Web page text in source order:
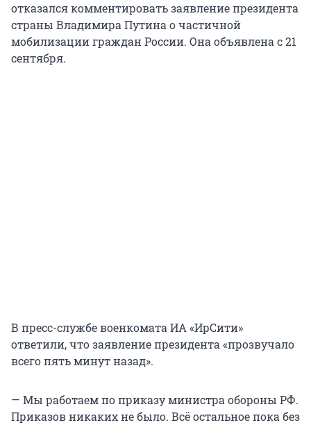
отказался комментировать заявление президента
страны Владимира Путина о частичной
мобилизации граждан России. Она объявлена с 21
сентября.
В пресс-службе военкомата ИА «ИрСити»
ответили, что заявление президента «прозвучало
всего пять минут назад».
— Мы работаем по приказу министра обороны РФ.
Приказов никаких не было. Всё остальное пока без